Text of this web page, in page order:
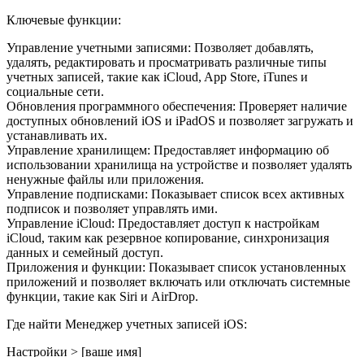
Ключевые функции:
Управление учетными записями: Позволяет добавлять,
удалять, редактировать и просматривать различные типы
учетных записей, такие как iCloud, App Store, iTunes и
социальные сети.
Обновления программного обеспечения: Проверяет наличие
доступных обновлений iOS и iPadOS и позволяет загружать и
устанавливать их.
Управление хранилищем: Предоставляет информацию об
использовании хранилища на устройстве и позволяет удалять
ненужные файлы или приложения.
Управление подписками: Показывает список всех активных
подписок и позволяет управлять ими.
Управление iCloud: Предоставляет доступ к настройкам
iCloud, таким как резервное копирование, синхронизация
данных и семейный доступ.
Приложения и функции: Показывает список установленных
приложений и позволяет включать или отключать системные
функции, такие как Siri и AirDrop.
Где найти Менеджер учетных записей iOS:
Настройки > [ваше имя]